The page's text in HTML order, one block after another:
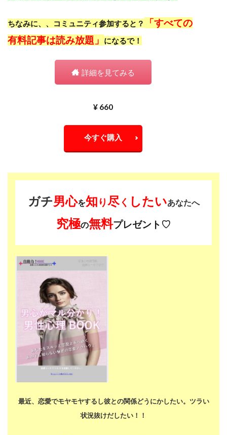
ちなみに、、コミュニティ参加すると？
「すべての
有料記事は読み放題」
になるで！
詳細を見てみる
¥ 660
今すぐ購入
ガチ男心を知 り尽く したいあなたへ
究極の無料プレゼント♡
最近、恋愛でモヤモヤするし彼との関係どうにかしたい。 ツラい
状況抜けだしたい！！